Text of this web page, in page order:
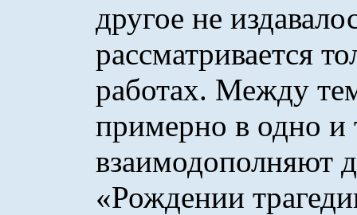
другое не
рассматривается
работах. Между
примерно в одно и
взаимодополняют
«Рождении